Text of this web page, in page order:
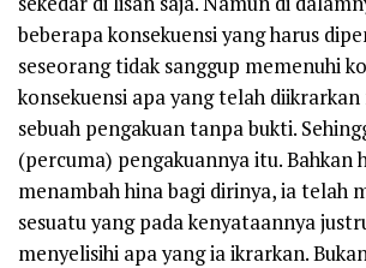
beberapa konsekuensi yang harus
seseorang tidak sanggup memenuhi
konsekuensi apa yang telah
sebuah pengakuan tanpa bukti.
(percuma) pengakuannya itu. Bahkan
menambah hina bagi dirinya, ia telah
sesuatu yang pada kenyataannya
menyelisihi apa yang ia ikrarkan.